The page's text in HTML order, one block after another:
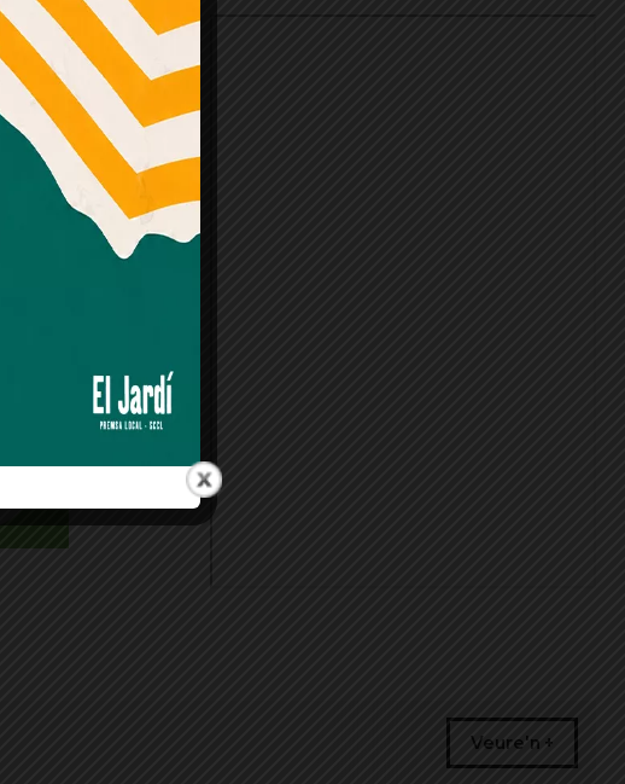
Veure'n +
lloc
en
la
seu